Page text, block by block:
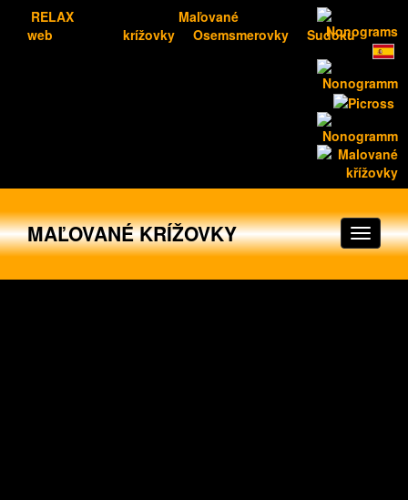
RELAX
web
Maľované
krížovky
Osemsmerovky Sudoku
MAĽOVANÉ KRÍŽOVKY